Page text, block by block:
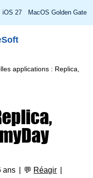
iOS 27 MacOS Golden Gate
Soft
applications : Replica,
ans 💬 Réagir